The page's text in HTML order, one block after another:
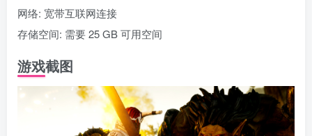
网络: 宽带互联网连接
存储空间: 需要 25 GB 可用空间
游戏截图